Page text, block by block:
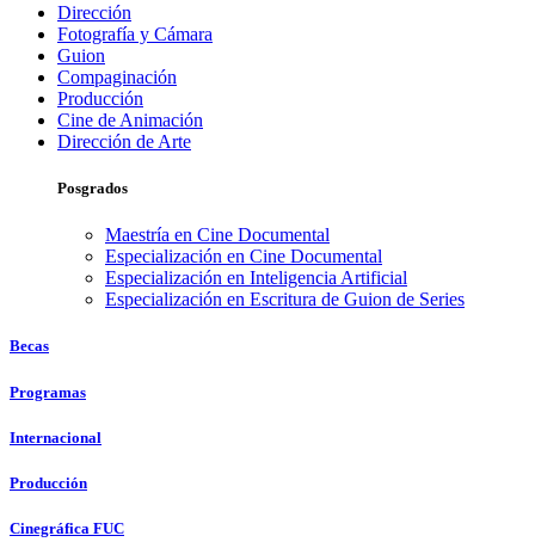
Dirección
Fotografía y Cámara
Guion
Compaginación
Producción
Cine de Animación
Dirección de Arte
Posgrados
Maestría en Cine Documental
Especialización en Cine Documental
Especialización en Inteligencia Artificial
Especialización en Escritura de Guion de Series
Becas
Programas
Internacional
Producción
Cinegráfica FUC